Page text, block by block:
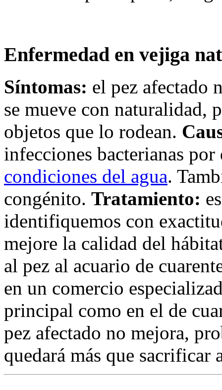
Enfermedad en vejiga
Síntomas: el pez afectado
se mueve con naturalidad,
objetos que lo rodean.
infecciones bacterianas
condiciones del agua.
congénito. Tratamiento:
identifiquemos con
mejore la calidad del
al pez al acuario de
en un comercio
principal como en el de
pez afectado no mejora,
quedará más que sacrificar